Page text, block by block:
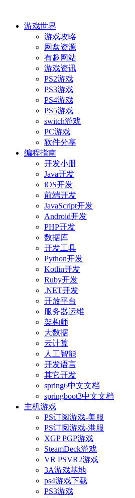
游戏世界
游戏攻略
网盘资源
有趣网站
游戏资讯
PS2游戏
PS3游戏
PS4游戏
PS5游戏
switch游戏
PC游戏
软件分享
编程指南
开发小册
Java开发
iOS开发
前端开发
JavaScript开发
Android开发
PHP开发
数据库
开发工具
Python开发
Kotlin开发
Ruby开发
.NET开发
开放平台
服务器运维
架构师
大数据
云计算
人工智能
开发语言
其它开发
spring6中文文档
springboot3中文文档
主机游戏
PS订阅游戏-美服
PS订阅游戏-港服
XGP PGP游戏
SteamDeck游戏
VR PSVR2游戏
3A游戏基地
ps4游戏下载
PS3游戏